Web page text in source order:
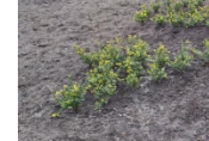
Inklappen